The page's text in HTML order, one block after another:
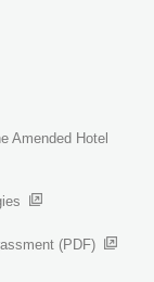
Amended Hotel
(PDF)